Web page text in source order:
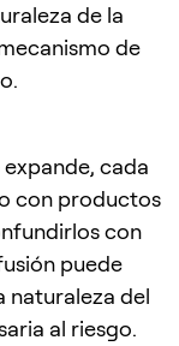
de la
de
cada
con productos
con
puede
naturaleza del
al riesgo.